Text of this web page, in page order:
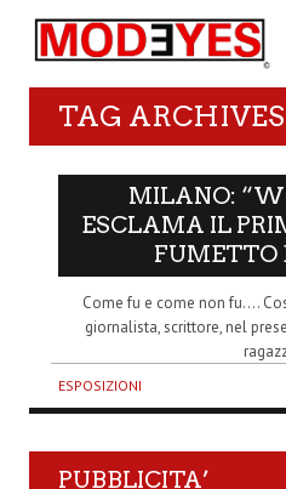
TAG
MILANO:
ESCLAMA IL
FUMETTO
Come fu e come non fu….
giornalista, scrittore, nel
ESPOSIZIONI
PUBBLICITA’